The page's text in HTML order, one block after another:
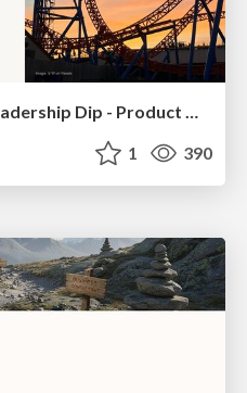
Navigating the Design Leadership Dip - Product Design Week Design Leaders+ Conference 2024
1 390